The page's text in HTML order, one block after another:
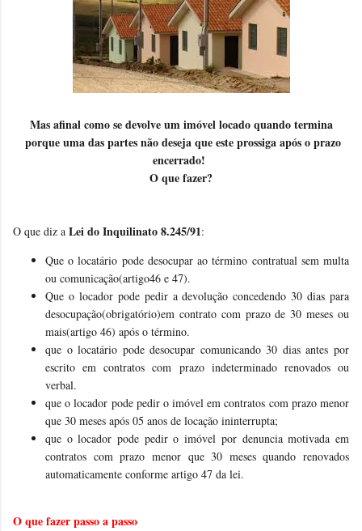
Mas afinal como se devolve um imóvel locado quando termina
porque uma das partes não deseja que este prossiga após o prazo
encerrado!
O que fazer?
O que diz a Lei do Inquilinato 8.245/91:
Que o locatário pode desocupar ao término contratual sem multa
ou comunicação(artigo46 e 47).
Que o locador pode pedir a devolução concedendo 30 dias para
desocupação(obrigatório)em contrato com prazo de 30 meses ou
mais(artigo 46) após o término.
que o locatário pode desocupar comunicando 30 dias antes por
escrito em contratos com prazo indeterminado renovados ou
verbal.
que o locador pode pedir o imóvel em contratos com prazo menor
que 30 meses após 05 anos de locação ininterrupta;
que o locador pode pedir o imóvel por denuncia motivada em
contratos com prazo menor que 30 meses quando renovados
automaticamente conforme artigo 47 da lei.
O que fazer passo a passo